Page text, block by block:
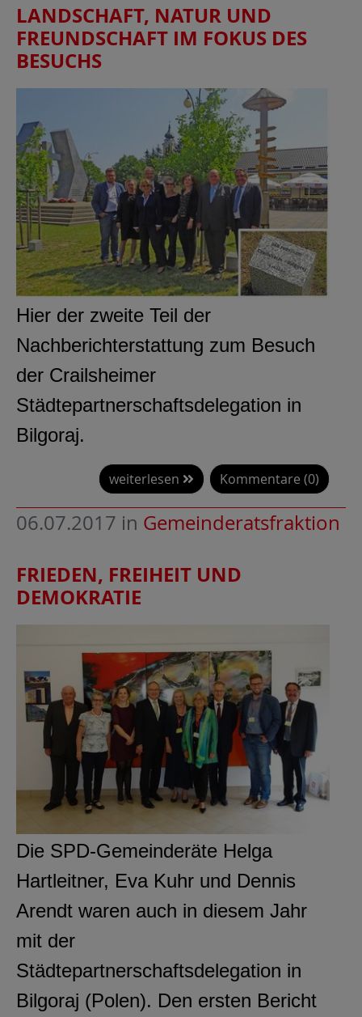
LANDSCHAFT, NATUR UND
FREUNDSCHAFT IM FOKUS DES
BESUCHS
Hier der zweite Teil der
Nachberichterstattung zum Besuch
der Crailsheimer
Städtepartnerschaftsdelegation in
Bilgoraj.
weiterlesen Kommentare (0)
06.07.2017 in Gemeinderatsfraktion
FRIEDEN, FREIHEIT UND
DEMOKRATIE
Die SPD-Gemeinderäte Helga
Hartleitner, Eva Kuhr und Dennis
Arendt waren auch in diesem Jahr
mit der
Städtepartnerschaftsdelegation in
Bilgoraj (Polen). Den ersten Bericht